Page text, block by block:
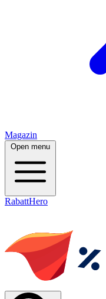
Magazin
Open menu
RabattHero